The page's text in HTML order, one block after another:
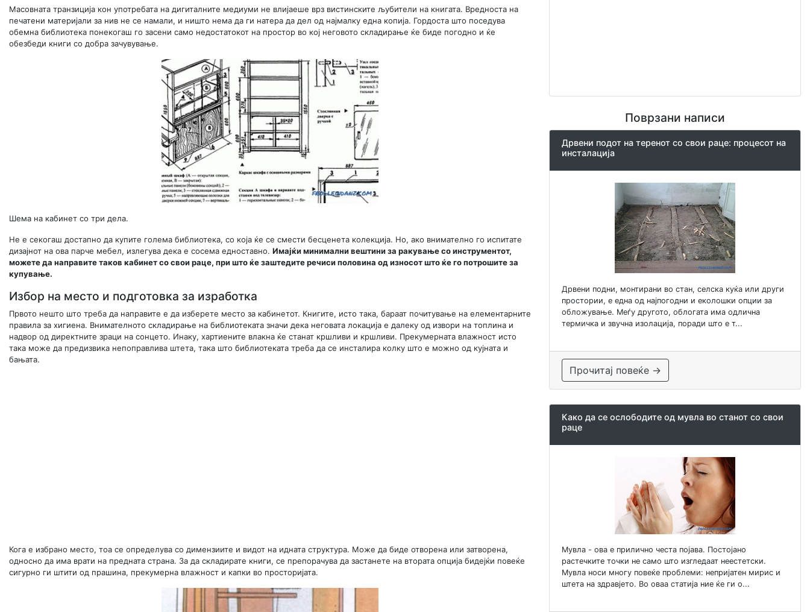
Масовната транзиција кон употребата на дигиталните медиуми не влијаеше врз вистинските љубители на книгата. Вредноста на
печатени материјали за нив не се намали, и ништо нема да ги натера да дел од најмалку една копија. Гордоста што поседува
обемна библиотека понекогаш го засени само недостатокот на простор во кој неговото складирање ќе биде погодно и ќе
обезбеди книги со добра зачувување.
Шема на кабинет со три дела.
Не е секогаш достапно да купите голема библиотека, со која ќе се смести бесценета колекција. Но, ако внимателно го испитате
дизајнот на ова парче мебел, излегува дека е сосема едноставно. Имајќи минимални вештини за ракување со инструментот,
можете да направите таков кабинет со свои раце, при што ќе заштедите речиси половина од износот што ќе го потрошите за
купување.
Избор на место и подготовка за изработка
Првото нешто што треба да направите е да изберете место за кабинетот. Книгите, исто така, бараат почитување на елементарните
правила за хигиена. Внимателното складирање на библиотеката значи дека неговата локација е далеку од извори на топлина и
надвор од директните зраци на сонцето. Инаку, хартиените влакна ќе станат кршливи и кршливи. Прекумерната влажност исто
така може да предизвика непоправлива штета, така што библиотеката треба да се инсталира колку што е можно од кујната и
бањата.
Кога е избрано место, тоа се определува со димензиите и видот на идната структура. Може да биде отворена или затворена,
односно да има врати на предната страна. За да складирате книги, се препорачува да застанете на втората опција бидејќи повеќе
сигурно ги штити од прашина, прекумерна влажност и капки во просторијата.
Поврзани написи
Дрвени подот на теренот со свои раце: процесот на
инсталација
Дрвени подни, монтирани во стан, селска куќа или други
простории, е една од најпогодни и еколошки опции за
обложување. Меѓу другото, облогата има одлична
термичка и звучна изолација, поради што е т...
Прочитај повеќе →
Како да се ослободите од мувла во станот со свои
раце
Мувла - ова е прилично честа појава. Постојано
растечките точки не само што изгледаат неестетски.
Мувла носи многу повеќе проблеми: непријатен мирис и
штета на здравјето. Во оваа статија ние ќе ги о...